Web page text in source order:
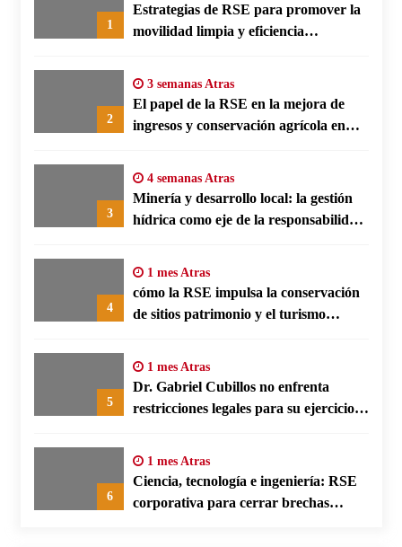
1
Estrategias de RSE para promover la
movilidad limpia y eficiencia
2
3 semanas Atras
El papel de la RSE en la mejora de
ingresos y conservación agrícola en
3
4 semanas Atras
Minería y desarrollo local: la gestión
hídrica como eje de la responsabilidad
4
1 mes Atras
cómo la RSE impulsa la conservación
de sitios patrimonio y el turismo
5
1 mes Atras
Dr. Gabriel Cubillos no enfrenta
restricciones legales para su ejercicio,
6
1 mes Atras
Ciencia, tecnología e ingeniería: RSE
corporativa para cerrar brechas